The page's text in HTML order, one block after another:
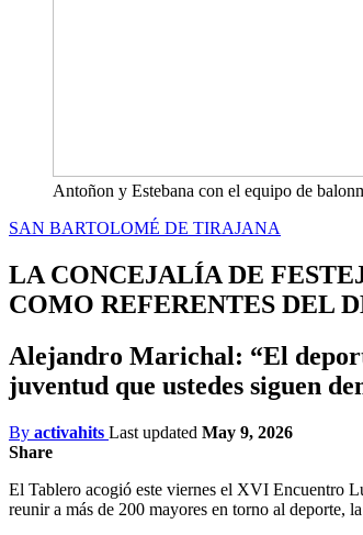
Antoñon y Estebana con el equipo de
SAN BARTOLOMÉ DE TIRAJANA
LA CONCEJALÍA DE
COMO REFERENTES DEL
Alejandro Marichal: “El
juventud que ustedes siguen
By activahits Last updated May 9, 2026
Share
El Tablero acogió este viernes el XVI Encuentro
reunir a más de 200 mayores en torno al deporte,